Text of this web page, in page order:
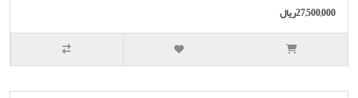
27,500,000ریال